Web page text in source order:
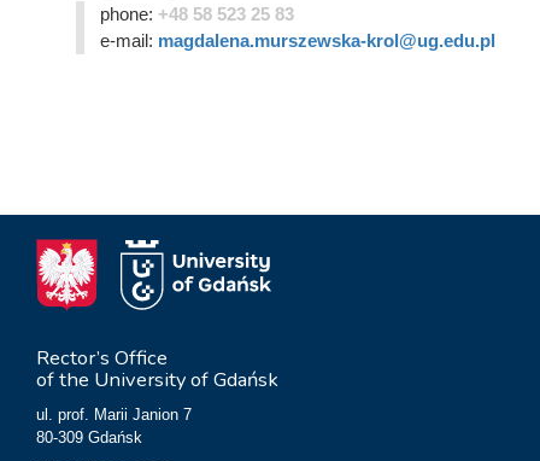
phone: +48 58 523 25 83
e-mail: magdalena.murszewska-krol@ug.edu.pl
Rector’s Office
of the University of Gdańsk
ul. prof. Marii Janion 7
80-309 Gdańsk